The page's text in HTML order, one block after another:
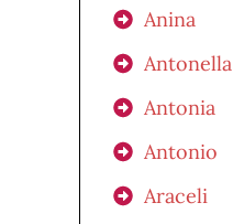
Anina
Antonella
Antonia
Antonio
Araceli